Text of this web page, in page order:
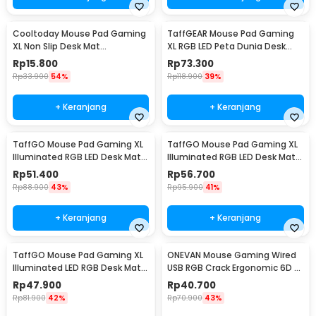
Cooltoday Mouse Pad Gaming
XL Non Slip Desk Mat
800x300x2mm - LN001
Rp15.800
Rp33.900 54%
+ Keranjang
TaffGEAR Mouse Pad Gaming
XL RGB LED Peta Dunia Desk
Mat 400x900x4mm - GMS-
WT-5
Rp73.300
Rp118.900 39%
+ Keranjang
TaffGO Mouse Pad Gaming XL
Illuminated RGB LED Desk Mat
800x300x4mm GMS-WT5
Rp51.400
Rp88.900 43%
+ Keranjang
TaffGO Mouse Pad Gaming XL
Illuminated RGB LED Desk Mat
800x300x4mm RGB-04
Rp56.700
Rp95.900 41%
+ Keranjang
TaffGO Mouse Pad Gaming XL
Illuminated LED RGB Desk Mat
800x300x3mm - GMS-WT-5
Rp47.900
Rp81.900 42%
ONEVAN Mouse Gaming Wired
USB RGB Crack Ergonomic 6D 6
Key 4800DPI - M20
Rp40.700
Rp70.900 43%